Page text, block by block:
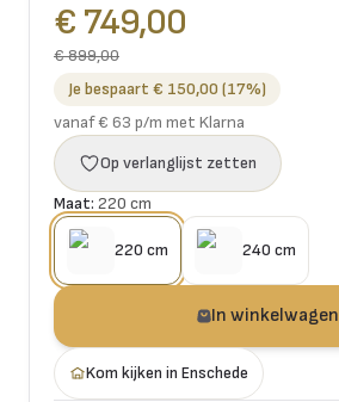
€ 749,00
€ 899,00
Je bespaart € 150,00 (17%)
vanaf € 63 p/m met Klarna
Op verlanglijst zetten
Maat: 220 cm
220 cm 240 cm
In winkelwagen
Kom kijken in Enschede